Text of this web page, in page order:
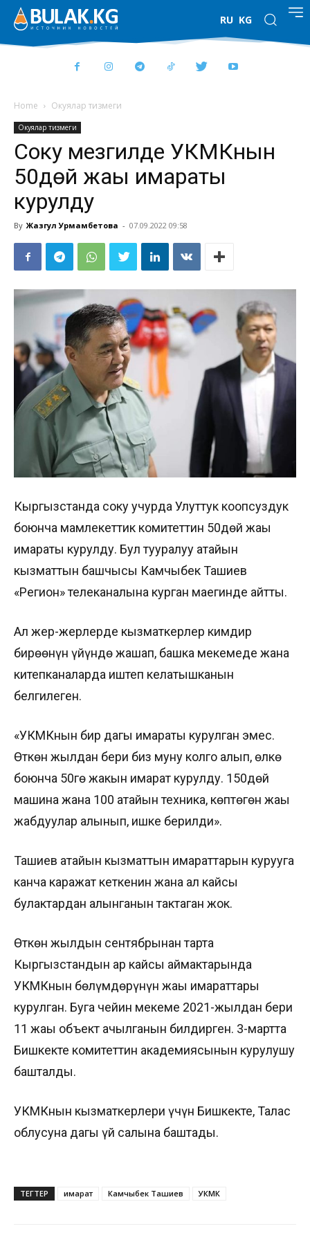
RU KG
Home Окуялар тизмеги
Окуялар тизмеги
Соңку мезгилде УКМКнын
50дөй жаңы имараты
курулду
By Жазгул Урмамбетова - 07.09.2022 09:58
Кыргызстанда соңку учурда Улуттук коопсуздук
боюнча мамлекеттик комитеттин 50дөй жаңы
имараты курулду. Бул тууралуу атайын
кызматтын башчысы Камчыбек Ташиев
«Регион» телеканалына курган маегинде айтты.
Ал жер-жерлерде кызматкерлер кимдир
бирөөнүн үйүндө жашап, башка мекемеде жана
китепканаларда иштеп келатышканын
белгилеген.
«УКМКнын бир дагы имараты курулган эмес.
Өткөн жылдан бери биз муну колго алып, өлкө
боюнча 50гө жакын имарат курулду. 150дөй
машина жана 100 атайын техника, көптөгөн жаңы
жабдуулар алынып, ишке берилди».
Ташиев атайын кызматтын имараттарын курууга
канча каражат кеткенин жана ал кайсы
булактардан алынганын тактаган жок.
Өткөн жылдын сентябрынан тарта
Кыргызстандын ар кайсы аймактарында
УКМКнын бөлүмдөрүнүн жаңы имараттары
курулган. Буга чейин мекеме 2021-жылдан бери
11 жаңы объект ачылганын билдирген. 3-мартта
Бишкекте комитеттин академиясынын курулушу
башталды.
УКМКнын кызматкерлери үчүн Бишкекте, Талас
облусуна дагы үй салына баштады.
ТЕГТЕР имарат Камчыбек Ташиев УКМК